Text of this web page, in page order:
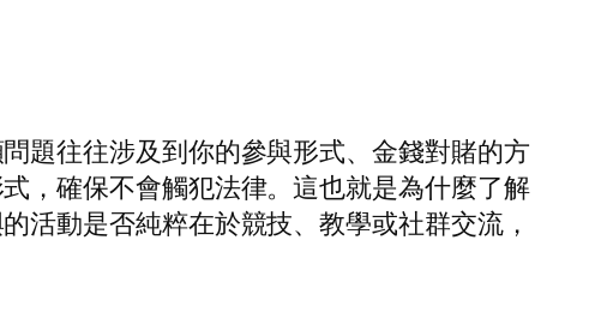
題往往涉及到你的參與形式、金錢對賭的方
，確保不會觸犯法律。這也就是為什麼了解
活動是否純粹在於競技、教學或社群交流，